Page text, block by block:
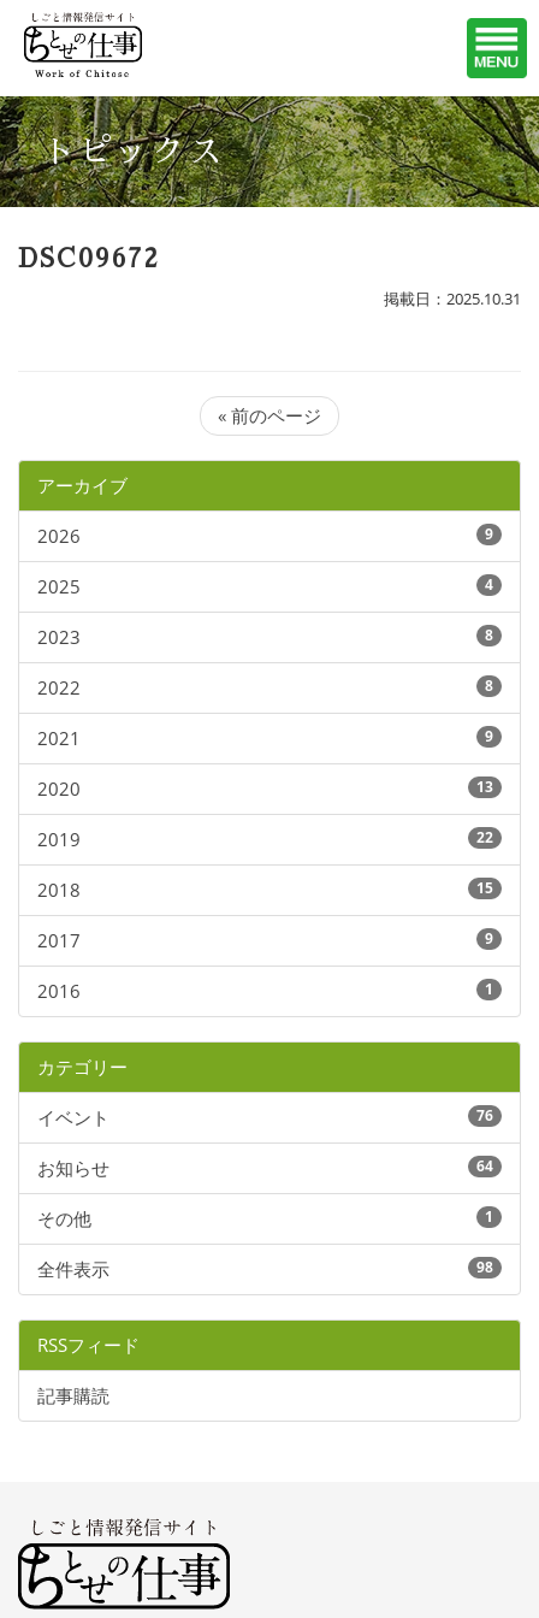
トピックス
DSC09672
掲載日：2025.10.31
« 前のページ
アーカイブ
2026 9
2025 4
2023 8
2022 8
2021 9
2020 13
2019 22
2018 15
2017 9
2016 1
カテゴリー
イベント 76
お知らせ 64
その他 1
全件表示 98
RSSフィード
記事購読